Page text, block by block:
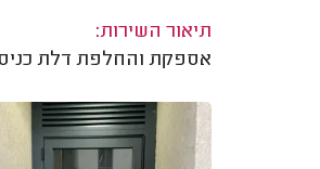
תיאור השירות:
אספקת והחלפת דלת